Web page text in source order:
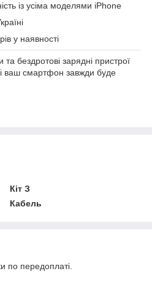
із усіма моделями iPhone
у наявності
бездротові зарядні пристрої
ваш смартфон завжди буде
Кіт З
Кабель
по передоплаті.